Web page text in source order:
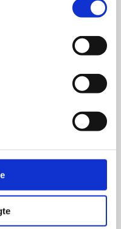
så har I en
eller et
send en
,
produkt
pris.